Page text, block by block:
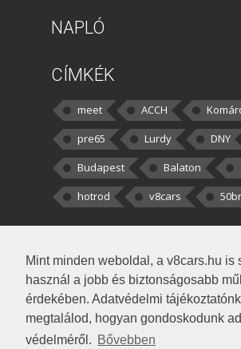
Mint minden weboldal, a v8cars.hu is
használ a jobb és biztonságosabb
érdekében. Adatvédelmi
megtalálod, hogyan gondoskodunk
védelméről. Bővebben
NAPLÓ
CÍMKÉK
meet ACCH
pre65
Lurdy
DNY
Budapest
Balaton
hotrod
v8cars
kortisz:Elszúrtam! Én csak
darabbaal számoltam. Nem tudtam,
Béke: Tényleg nagyon jó